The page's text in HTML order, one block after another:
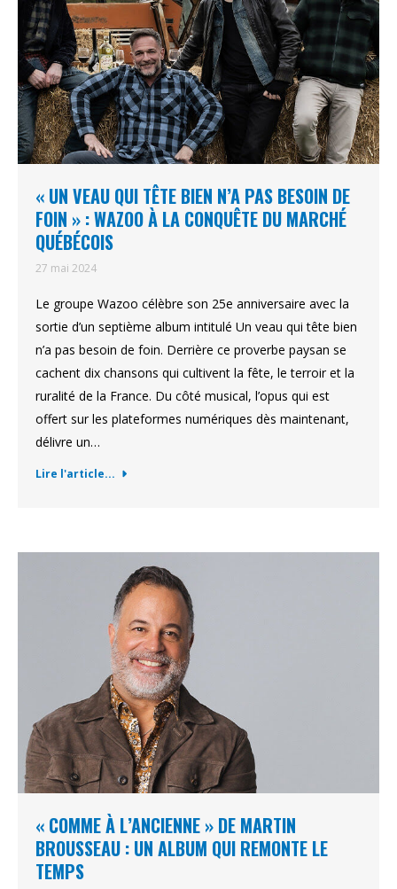
« UN VEAU QUI TÊTE BIEN N’A PAS BESOIN DE
FOIN » : WAZOO À LA CONQUÊTE DU MARCHÉ
QUÉBÉCOIS
27 mai 2024
Le groupe Wazoo célèbre son 25e anniversaire avec la
sortie d’un septième album intitulé Un veau qui tête bien
n’a pas besoin de foin. Derrière ce proverbe paysan se
cachent dix chansons qui cultivent la fête, le terroir et la
ruralité de la France. Du côté musical, l’opus qui est
offert sur les plateformes numériques dès maintenant,
délivre un…
Lire l'article...
« COMME À L’ANCIENNE » DE MARTIN
BROUSSEAU : UN ALBUM QUI REMONTE LE
TEMPS